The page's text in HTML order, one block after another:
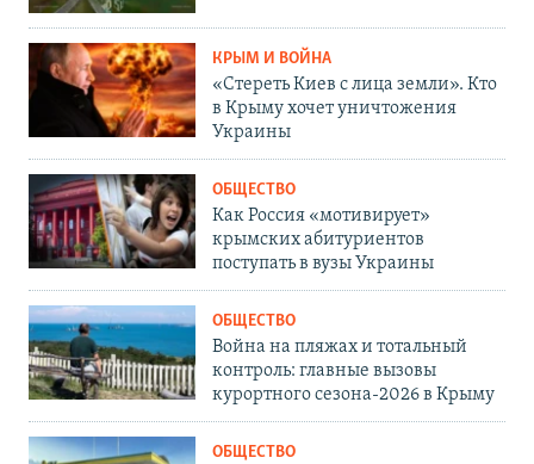
КРЫМ И ВОЙНА
«Стереть Киев с лица земли». Кто
в Крыму хочет уничтожения
Украины
ОБЩЕСТВО
Как Россия «мотивирует»
крымских абитуриентов
поступать в вузы Украины
ОБЩЕСТВО
Война на пляжах и тотальный
контроль: главные вызовы
курортного сезона-2026 в Крыму
ОБЩЕСТВО